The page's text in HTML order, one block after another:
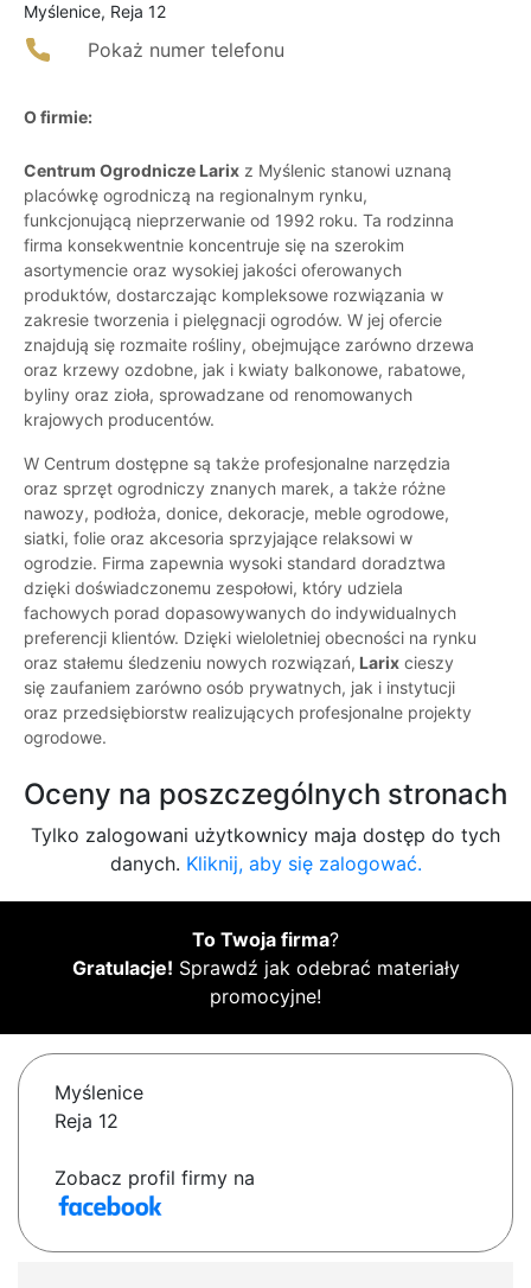
Myślenice, Reja 12
Pokaż numer telefonu
O firmie:
Centrum Ogrodnicze Larix z Myślenic stanowi uznaną
placówkę ogrodniczą na regionalnym rynku,
funkcjonującą nieprzerwanie od 1992 roku. Ta rodzinna
firma konsekwentnie koncentruje się na szerokim
asortymencie oraz wysokiej jakości oferowanych
produktów, dostarczając kompleksowe rozwiązania w
zakresie tworzenia i pielęgnacji ogrodów. W jej ofercie
znajdują się rozmaite rośliny, obejmujące zarówno drzewa
oraz krzewy ozdobne, jak i kwiaty balkonowe, rabatowe,
byliny oraz zioła, sprowadzane od renomowanych
krajowych producentów.
W Centrum dostępne są także profesjonalne narzędzia
oraz sprzęt ogrodniczy znanych marek, a także różne
nawozy, podłoża, donice, dekoracje, meble ogrodowe,
siatki, folie oraz akcesoria sprzyjające relaksowi w
ogrodzie. Firma zapewnia wysoki standard doradztwa
dzięki doświadczonemu zespołowi, który udziela
fachowych porad dopasowywanych do indywidualnych
preferencji klientów. Dzięki wieloletniej obecności na rynku
oraz stałemu śledzeniu nowych rozwiązań, Larix cieszy
się zaufaniem zarówno osób prywatnych, jak i instytucji
oraz przedsiębiorstw realizujących profesjonalne projekty
ogrodowe.
Oceny na poszczególnych stronach
Tylko zalogowani użytkownicy maja dostęp do tych
danych. Kliknij, aby się zalogować.
To Twoja firma?
Gratulacje! Sprawdź jak odebrać materiały
promocyjne!
Myślenice
Reja 12
Zobacz profil firmy na